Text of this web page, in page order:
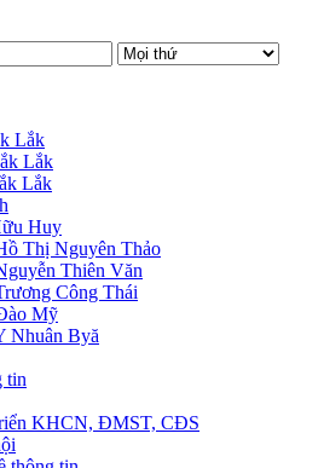
Lắk
Lắk
Lắk
Huy
Thị Nguyên Thảo
Thiên Văn
Công Thái
Mỹ
Nhuân Byă
tin
KHCN, ĐMST, CĐS